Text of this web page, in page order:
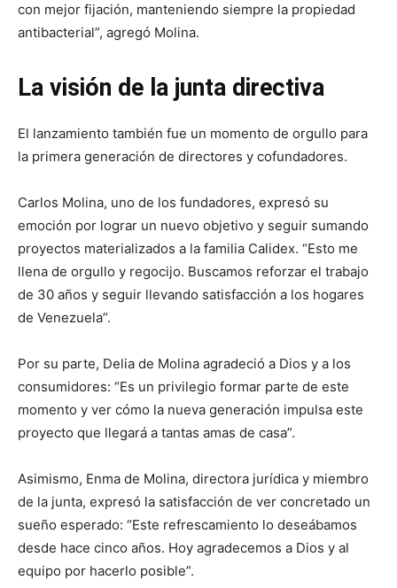
con mejor fijación, manteniendo siempre la propiedad
antibacterial”, agregó Molina.
La visión de la junta directiva
El lanzamiento también fue un momento de orgullo para
la primera generación de directores y cofundadores.
Carlos Molina, uno de los fundadores, expresó su
emoción por lograr un nuevo objetivo y seguir sumando
proyectos materializados a la familia Calidex. “Esto me
llena de orgullo y regocijo. Buscamos reforzar el trabajo
de 30 años y seguir llevando satisfacción a los hogares
de Venezuela”.
Por su parte, Delia de Molina agradeció a Dios y a los
consumidores: “Es un privilegio formar parte de este
momento y ver cómo la nueva generación impulsa este
proyecto que llegará a tantas amas de casa”.
Asimismo, Enma de Molina, directora jurídica y miembro
de la junta, expresó la satisfacción de ver concretado un
sueño esperado: “Este refrescamiento lo deseábamos
desde hace cinco años. Hoy agradecemos a Dios y al
equipo por hacerlo posible”.